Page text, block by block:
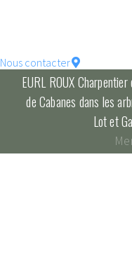
Nous contacter
EURL ROUX
de Cabanes dans les
Lot et